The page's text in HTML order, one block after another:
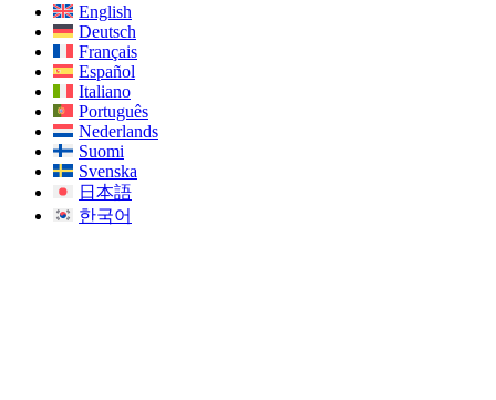
English
Deutsch
Français
Español
Italiano
Português
Nederlands
Suomi
Svenska
日本語
한국어